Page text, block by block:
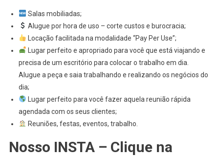
Salas mobiliadas;
Alugue por hora de uso – corte custos e burocracia;
Locação facilitada na modalidade “Pay Per Use”;
Lugar perfeito e apropriado para você que está viajando e
precisa de um escritório para colocar o trabalho em dia.
Alugue a peça e saia trabalhando e realizando os negócios do
dia;
Lugar perfeito para você fazer aquela reunião rápida
agendada com os seus clientes;
Reuniões, festas, eventos, trabalho.
Nosso INSTA – Clique na